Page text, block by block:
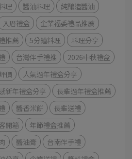
理 醬油料理
純釀造醬油
入厝禮盒
企業福委禮品推薦
推薦 5分鐘料理
料理分享
台灣伴手禮推
2026中秋禮盒
價
人氣過年禮盒分享
新年禮盒分享
長輩過年禮盒推薦
醬香米餅
長輩送禮
開箱
年節禮盒推薦
醬油膏
台南伴手禮